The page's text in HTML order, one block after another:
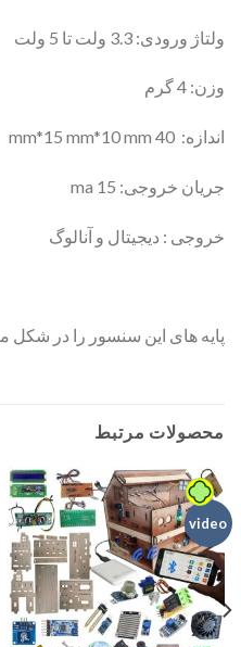
ولتاژ ورودی: 3.3 ولت تا 5 ولت
وزن: 4 گرم
اندازه: 40 mm*15 mm*10 mm
جریان خروجی: 15 ma
خروجی : دیجیتال و آنالوگ
پایه های این سنسور را در شکل
محصولات مرتبط
video